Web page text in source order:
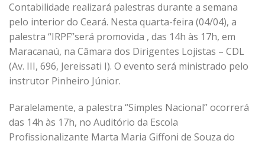
Contabilidade realizará palestras durante a semana
pelo interior do Ceará. Nesta quarta-feira (04/04), a
palestra “IRPF”será promovida , das 14h às 17h, em
Maracanaú, na Câmara dos Dirigentes Lojistas – CDL
(Av. III, 696, Jereissati I). O evento será ministrado pelo
instrutor Pinheiro Júnior.
Paralelamente, a palestra “Simples Nacional” ocorrerá
das 14h às 17h, no Auditório da Escola
Profissionalizante Marta Maria Giffoni de Souza do